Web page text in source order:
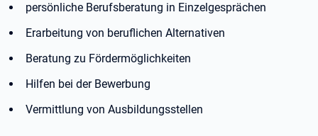
persönliche Berufsberatung in Einzelgesprächen
Erarbeitung von beruflichen Alternativen
Beratung zu Fördermöglichkeiten
Hilfen bei der Bewerbung
Vermittlung von Ausbildungsstellen